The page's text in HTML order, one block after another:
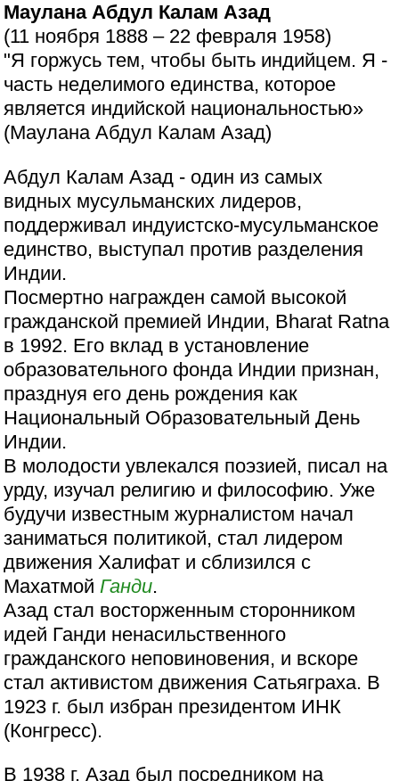
Маулана Абдул Калам Азад
(11 ноября 1888 – 22 февраля 1958)
"Я горжусь тем, чтобы быть индийцем. Я -
часть неделимого единства, которое
является индийской национальностью»
(Маулана Абдул Калам Азад)
Абдул Калам Азад - один из самых
видных мусульманских лидеров,
поддерживал индуистско-мусульманское
единство, выступал против разделения
Индии.
Посмертно награжден самой высокой
гражданской премией Индии, Bharat Ratna
в 1992. Его вклад в установление
образовательного фонда Индии признан,
празднуя его день рождения как
Национальный Образовательный День
Индии.
В молодости увлекался поэзией, писал на
урду, изучал религию и философию. Уже
будучи известным журналистом начал
заниматься политикой, стал лидером
движения Халифат и сблизился с
Махатмой Ганди.
Азад стал восторженным сторонником
идей Ганди ненасильственного
гражданского неповиновения, и вскоре
стал активистом движения Сатьяграха. В
1923 г. был избран президентом ИНК
(Конгресс).
В 1938 г. Азад был посредником на